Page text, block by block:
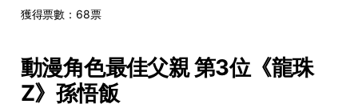
獲得票數：68票
動漫角色最佳父親 第3位《龍珠
Z》孫悟飯